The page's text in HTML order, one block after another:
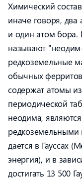
Химический состав
иначе говоря,
и один атом бора.
называют
редкоземельные
обычных
содержат атомы
периодической
неодима,
редкоземельными
дается в Гауссах
энергия), и в
достигать 13 500